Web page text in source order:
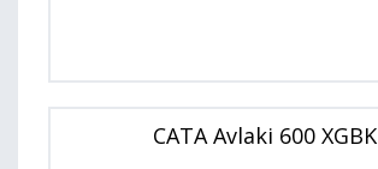
CATA Avlaki 600 XGBK